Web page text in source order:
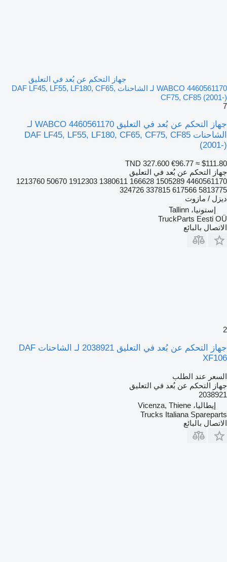
جهاز التحكم عن بُعد في التعليق
WABCO 4460561170 لـ الشاحنات DAF LF45, LF55, LF180, CF65,
CF75, CF85 (2001-)
7
جهاز التحكم عن بُعد في التعليق WABCO 4460561170 لـ
الشاحنات DAF LF45, LF55, LF180, CF65, CF75, CF85
(2001-)
TND 327.600 €96.77 ≈ $111.80
جهاز التحكم عن بُعد في التعليق
4460561170 1505289 166628 1380611 1912303 50670 1213760
5813775 617566 337815 324726
ديزل / مازوت
إستونيا، Tallinn
TruckParts Eesti OÜ
الاتصال بالبائع
2
جهاز التحكم عن بُعد في التعليق 2038921 لـ الشاحنات DAF
XF106
السعر عند الطلب
جهاز التحكم عن بُعد في التعليق
2038921
إيطاليا، Vicenza, Thiene
Trucks Italiana Spareparts
الاتصال بالبائع